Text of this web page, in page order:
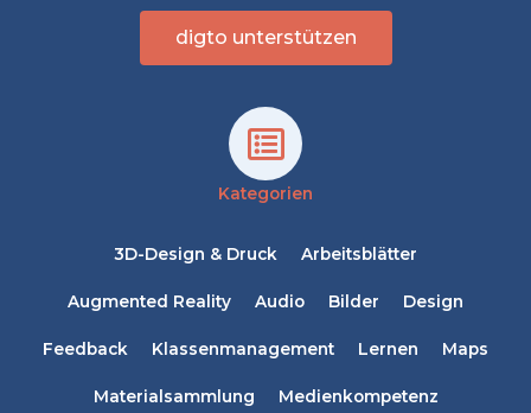
digto unterstützen
Kategorien
3D-Design & Druck Arbeitsblätter
Augmented Reality Audio Bilder Design
Feedback Klassenmanagement Lernen Maps
Materialsammlung Medienkompetenz